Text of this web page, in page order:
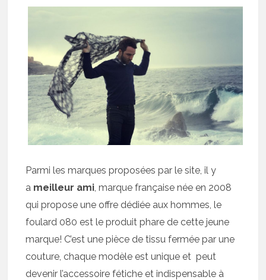
Parmi les marques proposées par le site, il y
a meilleur ami, marque française née en 2008
qui propose une offre dédiée aux hommes, le
foulard 080 est le produit phare de cette jeune
marque! C’est une pièce de tissu fermée par une
couture, chaque modèle est unique et peut
devenir l’accessoire fétiche et indispensable à